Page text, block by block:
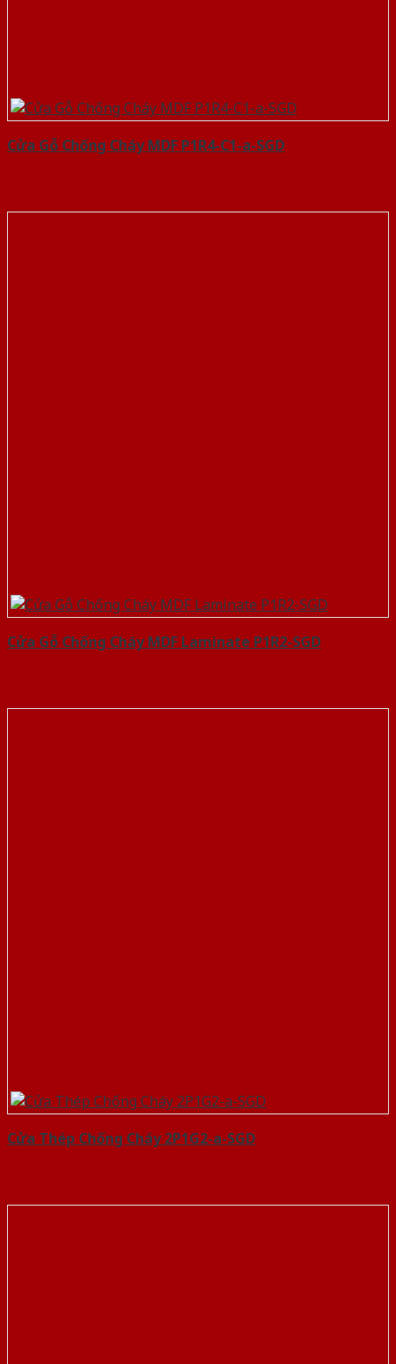
Cửa Gỗ Chống Cháy MDF P1R4-C1-a-SGD
Cửa Gỗ Chống Cháy MDF Laminate P1R2-SGD
Cửa Thép Chống Cháy 2P1G2-a-SGD